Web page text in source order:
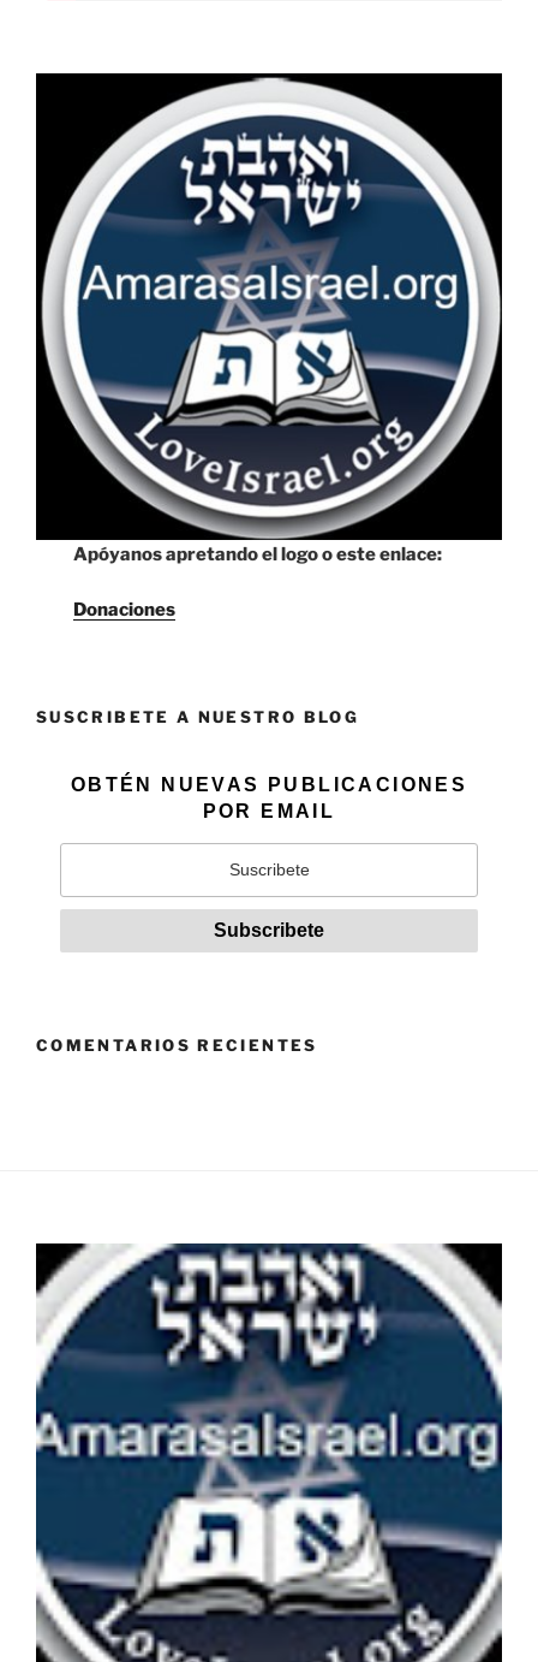
Apóyanos apretando el logo o este enlace:
Donaciones
SUSCRIBETE A NUESTRO BLOG
OBTÉN NUEVAS PUBLICACIONES
POR EMAIL
COMENTARIOS RECIENTES